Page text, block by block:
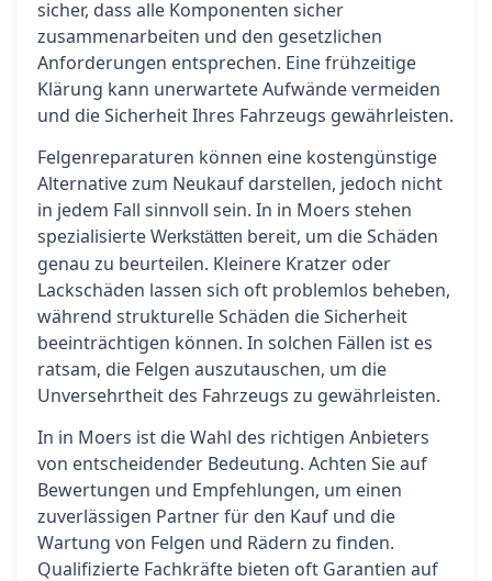
sicher, dass alle Komponenten sicher
zusammenarbeiten und den gesetzlichen
Anforderungen entsprechen. Eine frühzeitige
Klärung kann unerwartete Aufwände vermeiden
und die Sicherheit Ihres Fahrzeugs gewährleisten.
Felgenreparaturen können eine kostengünstige
Alternative zum Neukauf darstellen, jedoch nicht
in jedem Fall sinnvoll sein. In in Moers stehen
spezialisierte Werkstätten bereit, um die Schäden
genau zu beurteilen. Kleinere Kratzer oder
Lackschäden lassen sich oft problemlos beheben,
während strukturelle Schäden die Sicherheit
beeinträchtigen können. In solchen Fällen ist es
ratsam, die Felgen auszutauschen, um die
Unversehrtheit des Fahrzeugs zu gewährleisten.
In in Moers ist die Wahl des richtigen Anbieters
von entscheidender Bedeutung. Achten Sie auf
Bewertungen und Empfehlungen, um einen
zuverlässigen Partner für den Kauf und die
Wartung von Felgen und Rädern zu finden.
Qualifizierte Fachkräfte bieten oft Garantien auf